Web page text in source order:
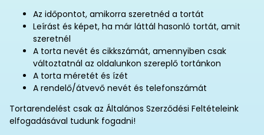
Az időpontot, amikorra szeretnéd a tortát
Leírást és képet, ha már láttál hasonló tortát, amit
szeretnél
A torta nevét és cikkszámát, amennyiben csak
változtatnál az oldalunkon szereplő tortánkon
A torta méretét és ízét
A rendelő/átvevő nevét és telefonszámát
Tortarendelést csak az Általános Szerződési Feltételeink
elfogadásával tudunk fogadni!